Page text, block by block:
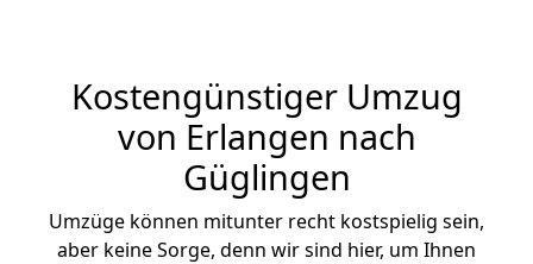
Kostengünstiger Umzug
von Erlangen nach
Güglingen
Umzüge können mitunter recht kostspielig sein,
aber keine Sorge, denn wir sind hier, um Ihnen